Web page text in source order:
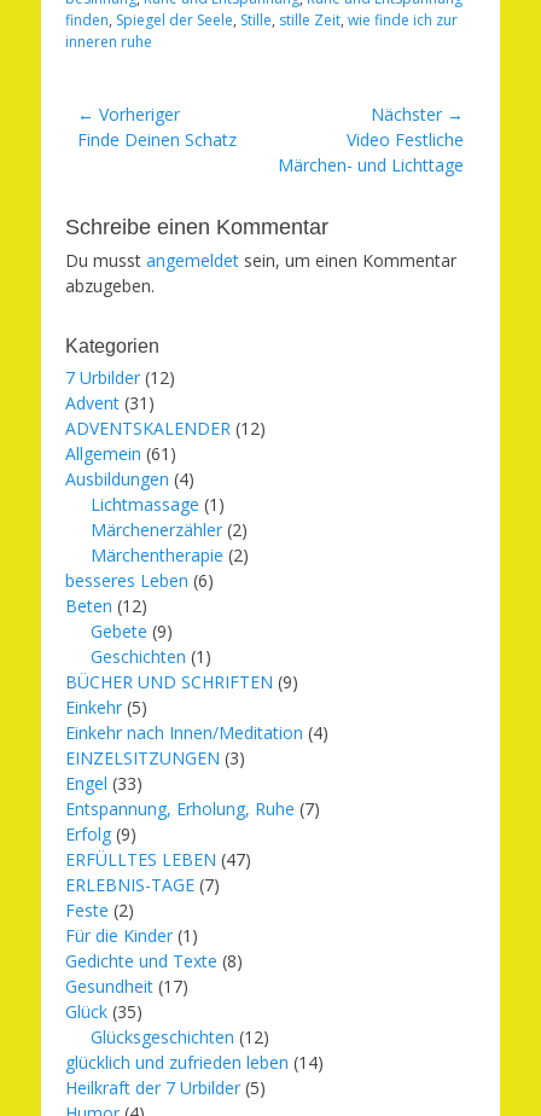
finden, Spiegel der Seele, Stille, stille Zeit, wie finde ich zur
inneren ruhe
Beitragsnavigation
← Vorheriger
Vorheriger
Finde Deinen Schatz
Nächster →
Beitrag:
Video Festliche
Märchen- und Lichttage
Schreibe einen Kommentar
Du musst angemeldet sein, um einen Kommentar
abzugeben.
Kategorien
7 Urbilder (12)
Advent (31)
ADVENTSKALENDER (12)
Allgemein (61)
Ausbildungen (4)
Lichtmassage (1)
Märchenerzähler (2)
Märchentherapie (2)
besseres Leben (6)
Beten (12)
Gebete (9)
Geschichten (1)
BÜCHER UND SCHRIFTEN (9)
Einkehr (5)
Einkehr nach Innen/Meditation (4)
EINZELSITZUNGEN (3)
Engel (33)
Entspannung, Erholung, Ruhe (7)
Erfolg (9)
ERFÜLLTES LEBEN (47)
ERLEBNIS-TAGE (7)
Feste (2)
Für die Kinder (1)
Gedichte und Texte (8)
Gesundheit (17)
Glück (35)
Glücksgeschichten (12)
glücklich und zufrieden leben (14)
Heilkraft der 7 Urbilder (5)